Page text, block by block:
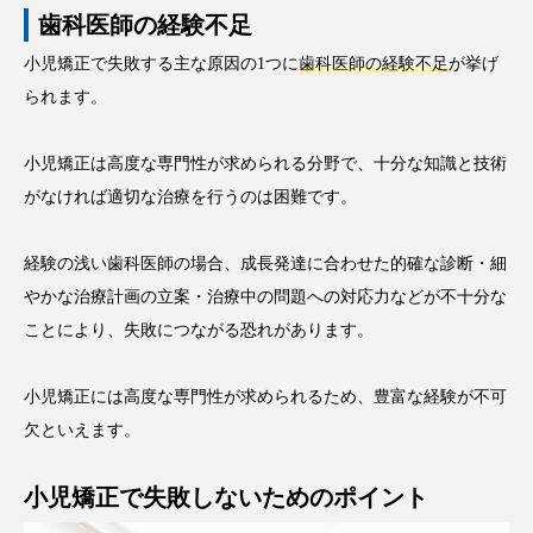
歯科医師の経験不足
小児矯正で失敗する主な原因の1つに歯科医師の経験不足が挙げ
られます。
小児矯正は高度な専門性が求められる分野で、十分な知識と技術
がなければ適切な治療を行うのは困難です。
経験の浅い歯科医師の場合、成長発達に合わせた的確な診断・細
やかな治療計画の立案・治療中の問題への対応力などが不十分な
ことにより、失敗につながる恐れがあります。
小児矯正には高度な専門性が求められるため、豊富な経験が不可
欠といえます。
小児矯正で失敗しないためのポイント